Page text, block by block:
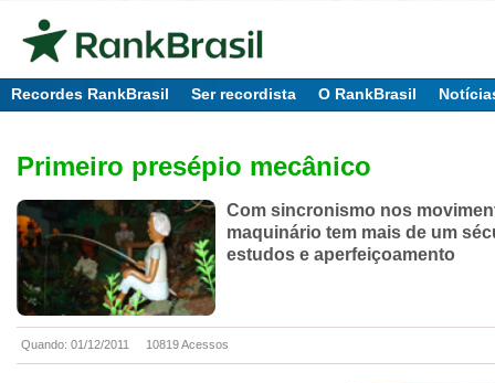
Recordes RankBrasil Ser recordista O RankBrasil
Primeiro presépio mecânico
Com sincronismo nos
maquinário tem mais de um
estudos e aperfeiçoamento
Quando: 01/12/2011 10819 Acessos